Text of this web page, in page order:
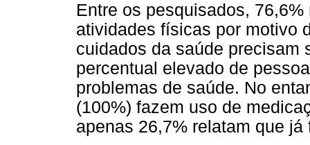
Entre os pesquisados,
atividades físicas por motivo
cuidados da saúde precisam
percentual elevado de
problemas de saúde. No
(100%) fazem uso de
apenas 26,7% relatam que